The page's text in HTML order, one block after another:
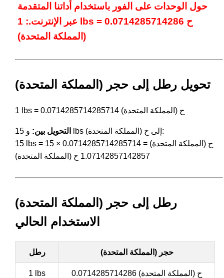
حول الوحدات على الفور باستخدام أداتنا المتقدمة
عبر الإنترنت.: 1 lbs = 0.0714285714286 ح
(المملكة المتحدة)
تحويل رطل إلى حجر (المملكة المتحدة)
1 lbs = 0.0714285714285714 ح (المملكة المتحدة)
التحويل بين:
و 15 lbs إلى ح (المملكة المتحدة):
15 lbs = 15 × 0.0714285714285714 ح (المملكة المتحدة) =
1.07142857142857 ح (المملكة المتحدة)
رطل إلى حجر (المملكة المتحدة)
الاستخدام الحالي
رطل حجر (المملكة المتحدة)
1 lbs 0.0714285714286 ح (المملكة المتحدة)